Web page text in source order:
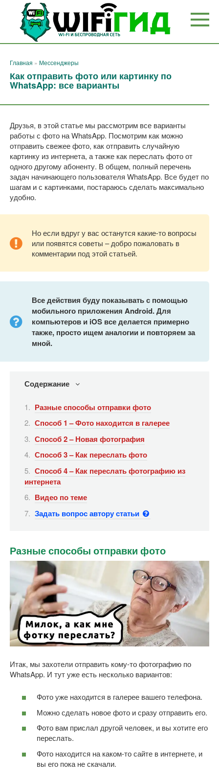
Перейти
контенту
Главная » Мессенджеры
Как отправить фото или картинку по
WhatsApp: все варианты
Друзья, в этой статье мы рассмотрим все варианты
работы с фото на WhatsApp. Посмотрим как можно
отправить свежее фото, как отправить случайную
картинку из интернета, а также как переслать фото от
одного другому абоненту. В общем, полный перечень
задач начинающего пользователя WhatsApp. Все будет по
шагам и с картинками, постараюсь сделать максимально
удобно.
Но если вдруг у вас останутся какие-то вопросы
или появятся советы – добро пожаловать в
комментарии под этой статьей.
Все действия буду показывать с помощью
мобильного приложения Android. Для
компьютеров и iOS все делается примерно
также, просто ищем аналогии и повторяем за
мной.
Содержание
Разные способы отправки фото
Способ 1 – Фото находится в галерее
Способ 2 – Новая фотография
Способ 3 – Как переслать фото
Способ 4 – Как переслать фотографию из
интернета
Видео по теме
Задать вопрос автору статьи
Разные способы отправки фото
Итак, мы захотели отправить кому-то фотографию по
WhatsApp. И тут уже есть несколько вариантов:
Фото уже находится в галерее вашего телефона.
Можно сделать новое фото и сразу отправить его.
Фото вам прислал другой человек, и вы хотите его
переслать.
Фото находится на каком-то сайте в интернете, и
вы его пока не скачали.